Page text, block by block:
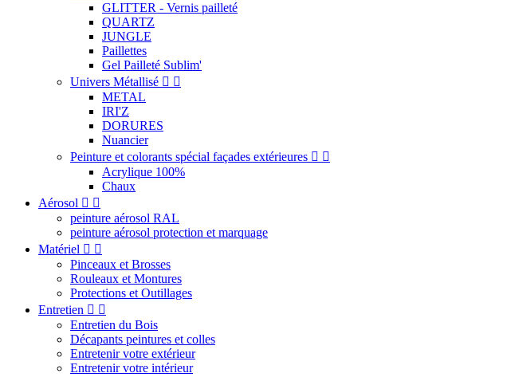
GLITTER - Vernis pailleté
QUARTZ
JUNGLE
Paillettes
Gel Pailleté Sublim'
Univers Métallisé  
METAL
IRI'Z
DORURES
Nuancier
Peinture et colorants spécial façades extérieures  
Acrylique 100%
Chaux
Aérosol  
peinture aérosol RAL
peinture aérosol protection et marquage
Matériel  
Pinceaux et Brosses
Rouleaux et Montures
Protections et Outillages
Entretien  
Entretien du Bois
Décapants peintures et colles
Entretenir votre extérieur
Entretenir votre intérieur